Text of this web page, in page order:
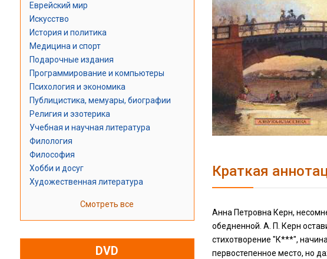
Еврейский мир
Искусство
История и политика
Медицина и спорт
Подарочные издания
Программирование и компьютеры
Психология и экономика
Публицистика, мемуары, биографии
Религия и эзотерика
Учебная и научная литература
Филология
Философия
Хобби и досуг
Художественная литература
Смотреть все
DVD
Краткая
Анна Петровна Керн,
обедненной. А. П. Керн
стихотворение "К***",
первостепенное место, но